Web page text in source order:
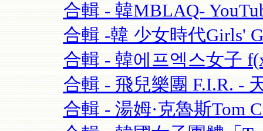
合輯 - 韓MBLAQ-
合輯 -韓 少女時代Girls'
合輯 - 韓에프엑스女子
合輯 - 飛兒樂團 F.I.R. -
合輯 - 湯姆·克魯斯Tom